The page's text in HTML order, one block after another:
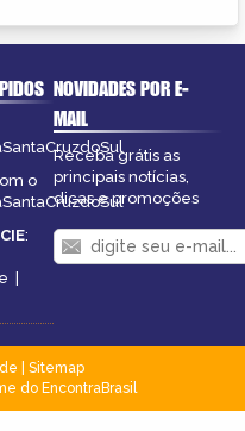
o
:
|
NOVIDADES POR E-
MAIL
Receba grátis as
principais notícias,
dicas e promoções
Sitemap
do EncontraBrasil